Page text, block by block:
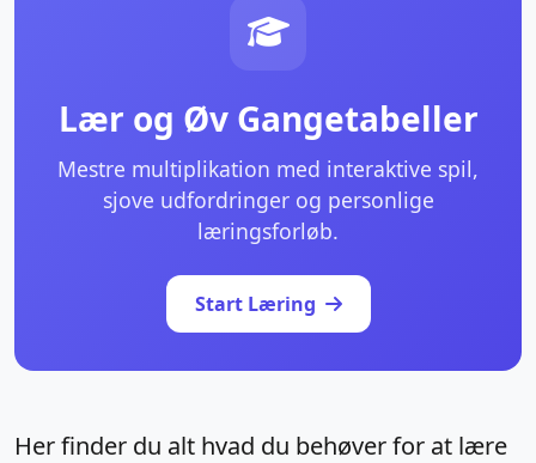
Lær og Øv Gangetabeller
Mestre multiplikation med interaktive spil,
sjove udfordringer og personlige
læringsforløb.
Start Læring
Her finder du alt hvad du behøver for at lære